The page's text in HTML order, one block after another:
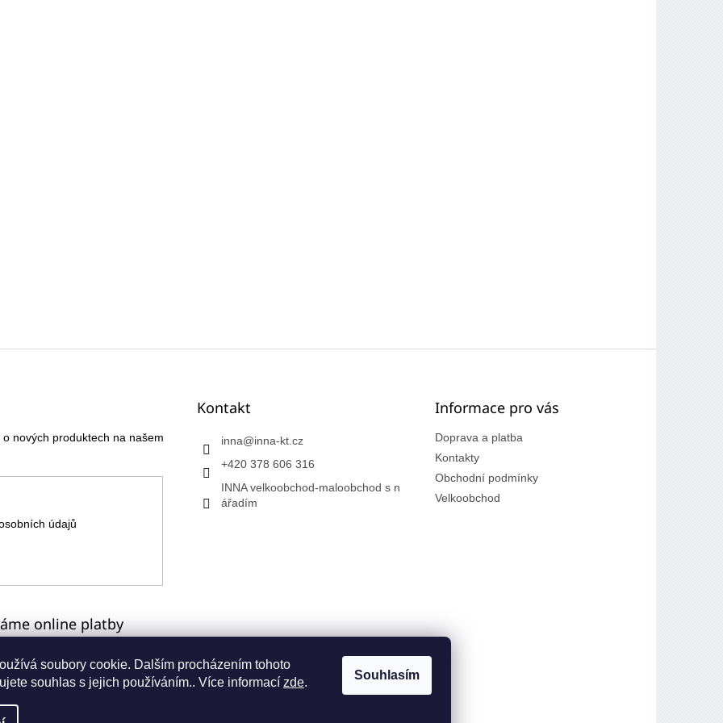
soubory cookie. Dalším procházením tohoto
souhlas s jejich používáním.. Více informací zde.
Souhlasím
nových produktech na našem
údajů
Kontakt
inna@inna-kt.cz
+420 378 606 316
INNA velkoobchod-maloobchod s n
ářadím
Informace pro vás
Doprava a platba
Kontakty
Obchodní podmínky
Velkoobchod
online platby